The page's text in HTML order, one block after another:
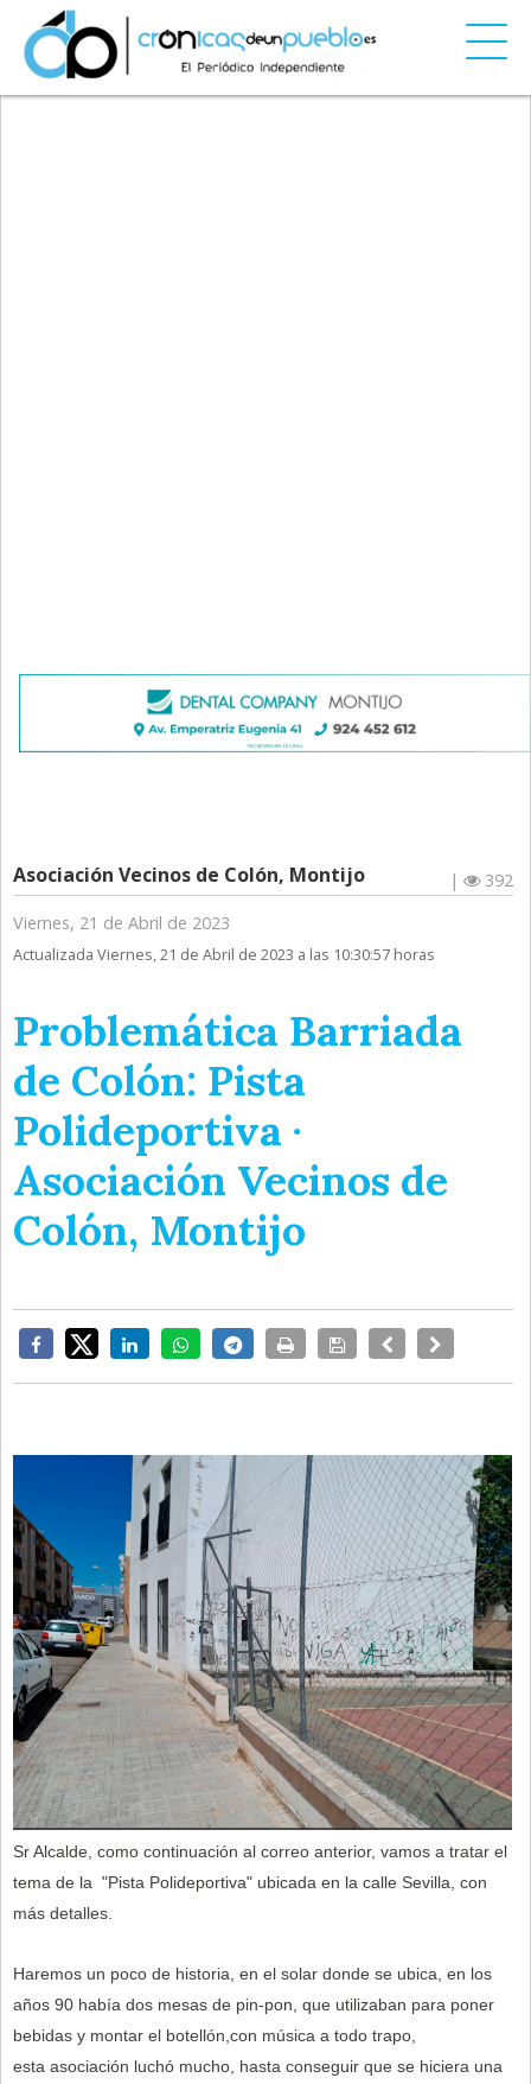
Asociación Vecinos de Colón, Montijo |
392
Viernes, 21 de Abril de 2023
Actualizada Viernes, 21 de Abril de 2023 a las 10:30:57 horas
Problemática Barriada
de Colón: Pista
Polideportiva ·
Asociación Vecinos de
Colón, Montijo
Sr Alcalde, como continuación al correo anterior, vamos a tratar el
tema de la "Pista Polideportiva" ubicada en la calle Sevilla, con
más detalles.
Haremos un poco de historia, en el solar donde se ubica, en los
años 90 había dos mesas de pin-pon, que utilizaban para poner
bebidas y montar el botellón,con música a todo trapo,
esta asociación luchó mucho, hasta conseguir que se hiciera una